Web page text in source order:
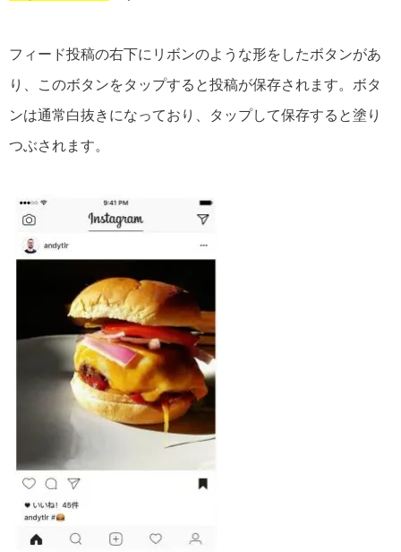
フィード投稿の右下にリボンのような形をしたボタンがあ
り、このボタンをタップすると投稿が保存されます。ボタ
ンは通常白抜きになっており、タップして保存すると塗り
つぶされます。